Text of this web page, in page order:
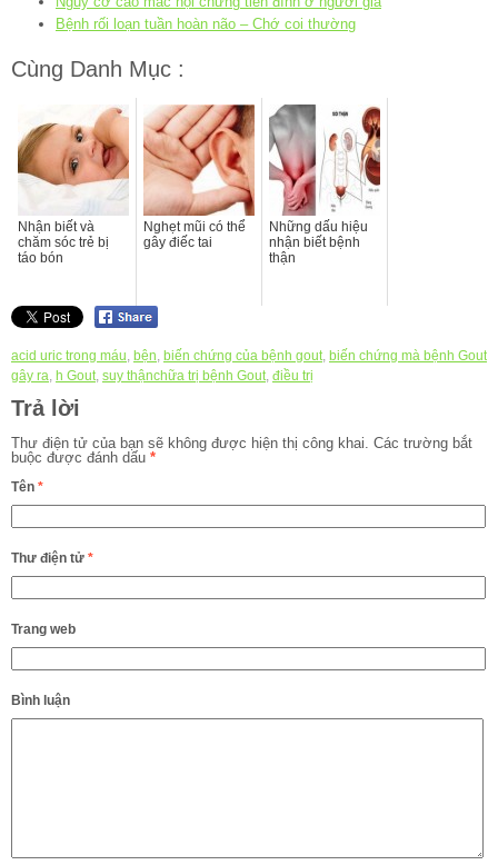
Bệnh rối loạn tuần hoàn não – Chớ coi thường
Cùng Danh Mục :
Nhận biết và
chăm sóc trẻ bị
táo bón
Nghẹt mũi có thể
gây điếc tai
Những dấu hiệu
nhận biết bệnh
thận
acid uric trong máu bện biến chứng của bệnh gout biến chứng mà bệnh Gout
gây ra h Gout suy thậnchữa trị bệnh Gout điều trị
Trả lời
Thư điện tử của bạn sẽ không được hiện thị công khai. Các trường bắt
buộc được đánh dấu *
Tên *
Thư điện tử *
Trang web
Bình luận